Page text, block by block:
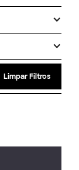
Limpar Filtros